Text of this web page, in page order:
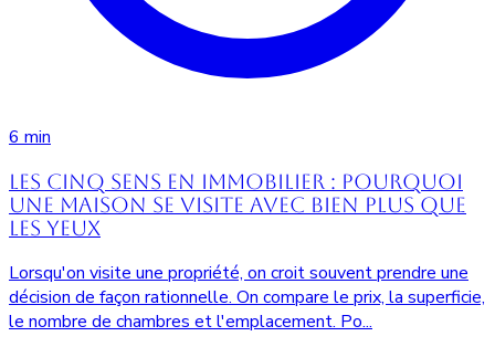
6 min
Les cinq sens en immobilier : pourquoi
une maison se visite avec bien plus que
les yeux
Lorsqu'on visite une propriété, on croit souvent prendre une
décision de façon rationnelle. On compare le prix, la superficie,
le nombre de chambres et l'emplacement. Po...